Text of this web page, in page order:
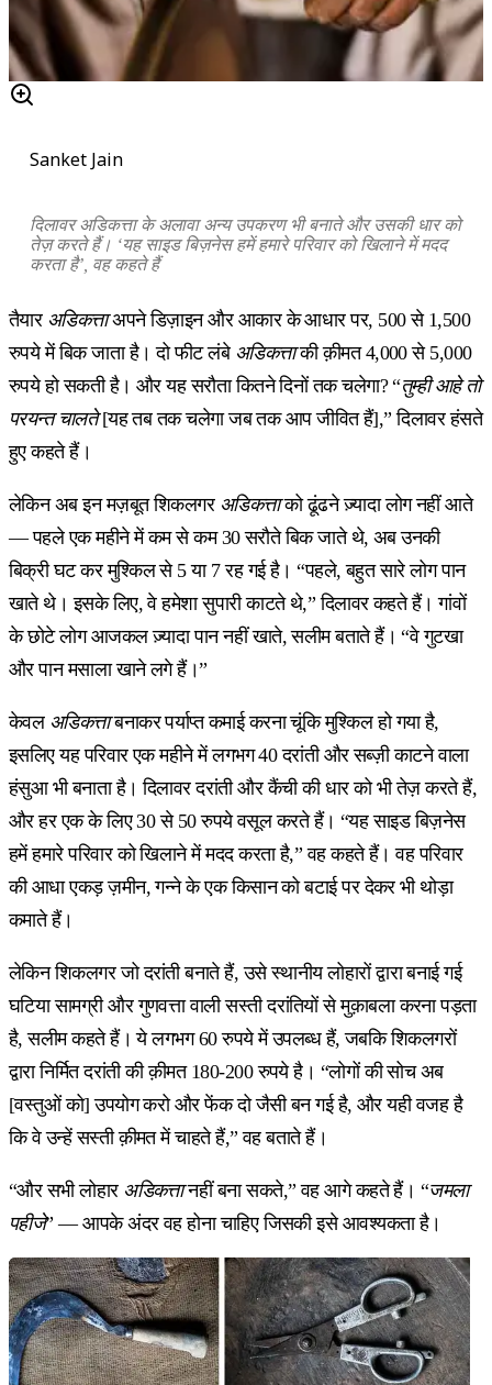
Sanket Jain
दिलावर अडिकत्ता के अलावा अन्य उपकरण भी बनाते और उसकी धार को
तेज़ करते हैं। ‘यह साइड बिज़नेस हमें हमारे परिवार को खिलाने में मदद
करता है’, वह कहते हैं
तैयार अडिकत्ताअपने डिज़ाइन और आकार के आधार पर, 500 से 1,500
रुपये में बिक जाता है। दो फीट लंबे अडिकत्ताकी क़ीमत 4,000 से 5,000
रुपये हो सकती है। और यह सरौता कितने दिनों तक चलेगा? “तुम्ही आहे तो
परयन्त चालते[यह तब तक चलेगा जब तक आप जीवित हैं],” दिलावर हंसते
हुए कहते हैं।
लेकिन अब इन मज़बूत शिकलगर अडिकत्ताको ढूंढने ज़्यादा लोग नहीं आते
— पहले एक महीने में कम से कम 30 सरौते बिक जाते थे, अब उनकी
बिक्री घट कर मुश्किल से 5 या 7 रह गई है। “पहले, बहुत सारे लोग पान
खाते थे। इसके लिए, वे हमेशा सुपारी काटते थे,” दिलावर कहते हैं। गांवों
के छोटे लोग आजकल ज़्यादा पान नहीं खाते, सलीम बताते हैं। “वे गुटखा
और पान मसाला खाने लगे हैं।”
केवल अडिकत्ताबनाकर पर्याप्त कमाई करना चूंकि मुश्किल हो गया है,
इसलिए यह परिवार एक महीने में लगभग 40 दरांती और सब्ज़ी काटने वाला
हंसुआ भी बनाता है। दिलावर दरांती और कैंची की धार को भी तेज़ करते हैं,
और हर एक के लिए 30 से 50 रुपये वसूल करते हैं। “यह साइड बिज़नेस
हमें हमारे परिवार को खिलाने में मदद करता है,” वह कहते हैं। वह परिवार
की आधा एकड़ ज़मीन, गन्ने के एक किसान को बटाई पर देकर भी थोड़ा
कमाते हैं।
लेकिन शिकलगर जो दरांती बनाते हैं, उसे स्थानीय लोहारों द्वारा बनाई गई
घटिया सामग्री और गुणवत्ता वाली सस्ती दरांतियों से मुक़ाबला करना पड़ता
है, सलीम कहते हैं। ये लगभग 60 रुपये में उपलब्ध हैं, जबकि शिकलगरों
द्वारा निर्मित दरांती की क़ीमत 180-200 रुपये है। “लोगों की सोच अब
[वस्तुओं को] उपयोग करो और फेंक दो जैसी बन गई है, और यही वजह है
कि वे उन्हें सस्ती क़ीमत में चाहते हैं,” वह बताते हैं।
“और सभी लोहार अडिकत्तानहीं बना सकते,” वह आगे कहते हैं। “जमला
पहीजे” — आपके अंदर वह होना चाहिए जिसकी इसे आवश्यकता है।